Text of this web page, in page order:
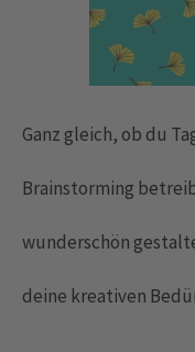
Ganz gleich, ob du
Brainstorming
wunderschön
deine kreativen